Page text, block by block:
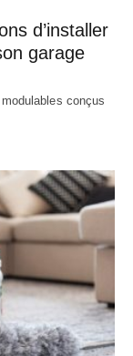
d’installer
garage
conçus